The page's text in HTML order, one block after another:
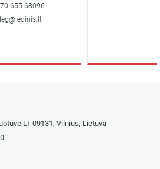
655 68096
LT-09131, Vilnius, Lietuva